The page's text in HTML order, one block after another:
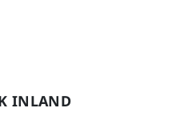
INLAND